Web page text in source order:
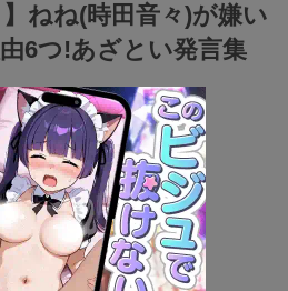
】ねね(時田音々)が嫌い
6つ!あざとい発言集
年6月23日